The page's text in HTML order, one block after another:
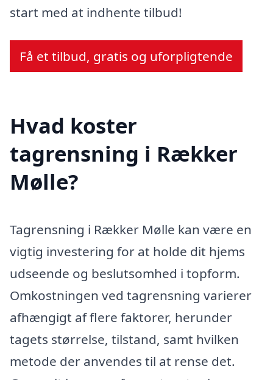
start med at indhente tilbud!
Få et tilbud, gratis og uforpligtende
Hvad koster
tagrensning i Rækker
Mølle?
Tagrensning i Rækker Mølle kan være en
vigtig investering for at holde dit hjems
udseende og beslutsomhed i topform.
Omkostningen ved tagrensning varierer
afhængigt af flere faktorer, herunder
tagets størrelse, tilstand, samt hvilken
metode der anvendes til at rense det.